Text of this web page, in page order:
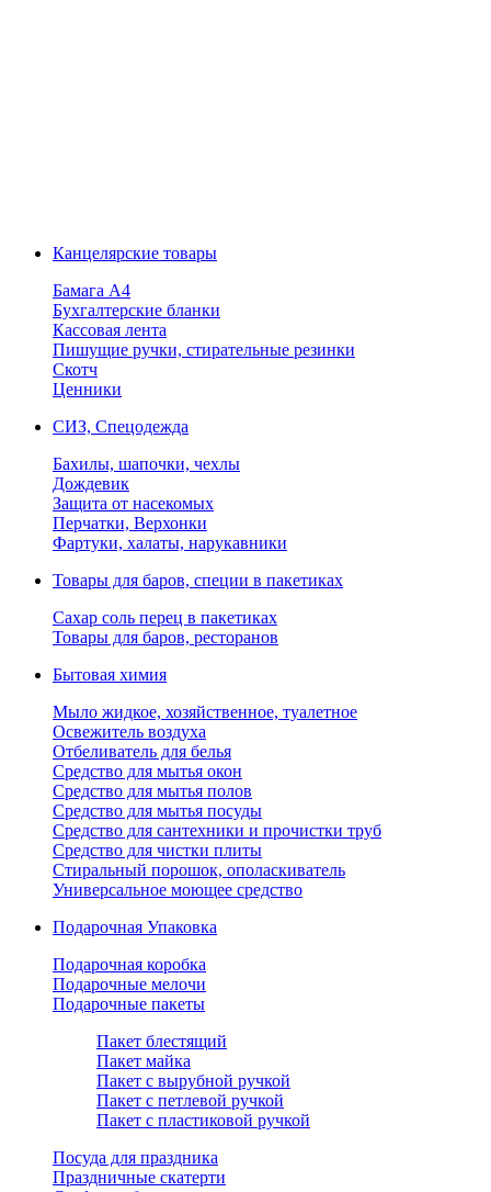
Канцелярские товары
Бамага А4
Бухгалтерские бланки
Кассовая лента
Пишущие ручки, стирательные резинки
Скотч
Ценники
СИЗ, Спецодежда
Бахилы, шапочки, чехлы
Дождевик
Защита от насекомых
Перчатки, Верхонки
Фартуки, халаты, нарукавники
Товары для баров, специи в пакетиках
Сахар соль перец в пакетиках
Товары для баров, ресторанов
Бытовая химия
Мыло жидкое, хозяйственное, туалетное
Освежитель воздуха
Отбеливатель для белья
Средство для мытья окон
Средство для мытья полов
Средство для мытья посуды
Средство для сантехники и прочистки труб
Средство для чистки плиты
Стиральный порошок, ополаскиватель
Универсальное моющее средство
Подарочная Упаковка
Подарочная коробка
Подарочные мелочи
Подарочные пакеты
Пакет блестящий
Пакет майка
Пакет с вырубной ручкой
Пакет с петлевой ручкой
Пакет с пластиковой ручкой
Посуда для праздника
Праздничные скатерти